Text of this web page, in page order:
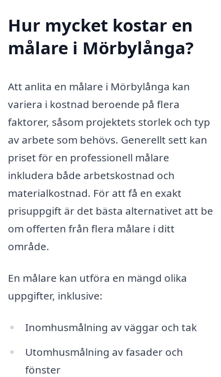
Hur mycket kostar en
målare i Mörbylånga?
Att anlita en målare i Mörbylånga kan
variera i kostnad beroende på flera
faktorer, såsom projektets storlek och typ
av arbete som behövs. Generellt sett kan
priset för en professionell målare
inkludera både arbetskostnad och
materialkostnad. För att få en exakt
prisuppgift är det bästa alternativet att be
om offerten från flera målare i ditt
område.
En målare kan utföra en mängd olika
uppgifter, inklusive:
Inomhusmålning av väggar och tak
Utomhusmålning av fasader och
fönster